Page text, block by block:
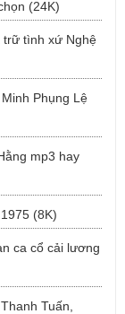
(24K)
trữ tình xứ Nghệ
Phụng Lệ
mp3 hay
(8K)
ca cổ cải lương
Tuấn,